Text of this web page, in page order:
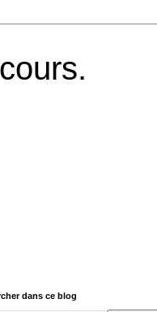
dans ce blog